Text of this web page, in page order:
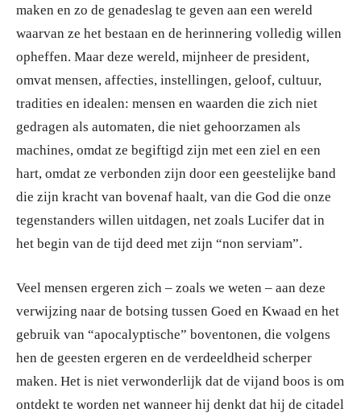
maken en zo de genadeslag te geven aan een wereld
waarvan ze het bestaan en de herinnering volledig willen
opheffen. Maar deze wereld, mijnheer de president,
omvat mensen, affecties, instellingen, geloof, cultuur,
tradities en idealen: mensen en waarden die zich niet
gedragen als automaten, die niet gehoorzamen als
machines, omdat ze begiftigd zijn met een ziel en een
hart, omdat ze verbonden zijn door een geestelijke band
die zijn kracht van bovenaf haalt, van die God die onze
tegenstanders willen uitdagen, net zoals Lucifer dat in
het begin van de tijd deed met zijn “non serviam”.
Veel mensen ergeren zich – zoals we weten – aan deze
verwijzing naar de botsing tussen Goed en Kwaad en het
gebruik van “apocalyptische” boventonen, die volgens
hen de geesten ergeren en de verdeeldheid scherper
maken. Het is niet verwonderlijk dat de vijand boos is om
ontdekt te worden net wanneer hij denkt dat hij de citadel